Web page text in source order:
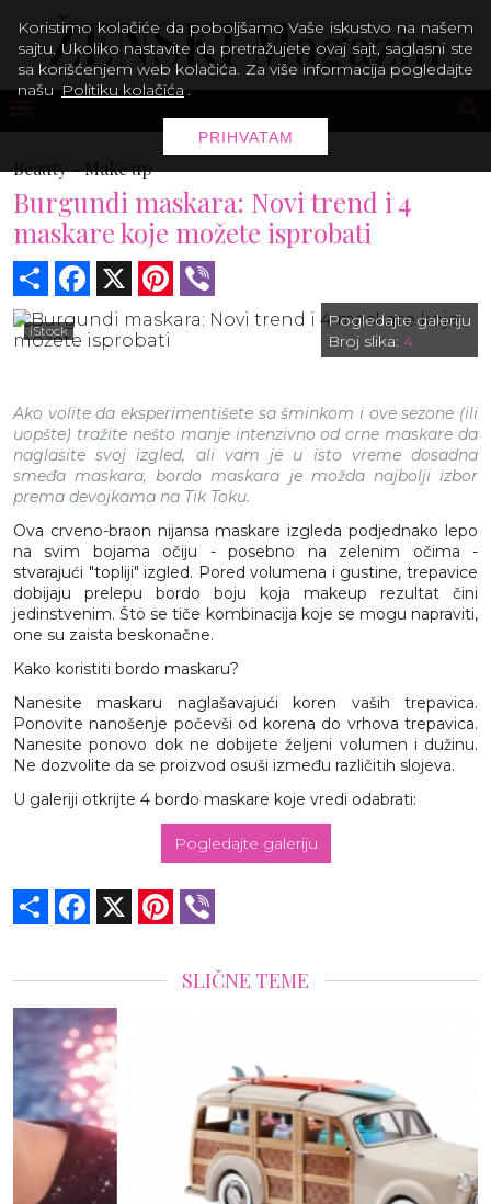
Beauty -Make up
Burgundi maskara: Novi trend i 4
maskare koje možete isprobati
Share Facebook Pinterest
iStock
Pogledajte galeriju
Broj slika: 4
Ako volite da eksperimentišete sa šminkom i ove sezone (ili
uopšte) tražite nešto manje intenzivno od crne maskare da
naglasite svoj izgled, ali vam je u isto vreme dosadna
smeđa maskara, bordo maskara je možda najbolji izbor
prema devojkama na Tik Toku.
Ova crveno-braon nijansa maskare izgleda podjednako lepo
na svim bojama očiju - posebno na zelenim očima -
stvarajući "topliji" izgled. Pored volumena i gustine, trepavice
dobijaju prelepu bordo boju koja makeup rezultat čini
jedinstvenim. Što se tiče kombinacija koje se mogu napraviti,
one su zaista beskonačne.
Kako koristiti bordo maskaru?
Nanesite maskaru naglašavajući koren vaših trepavica.
Ponovite nanošenje počevši od korena do vrhova trepavica.
Nanesite ponovo dok ne dobijete željeni volumen i dužinu.
Ne dozvolite da se proizvod osuši između različitih slojeva.
U galeriji otkrijte 4 bordo maskare koje vredi odabrati:
Pogledajte galeriju
Share Facebook Pinterest
SLIČNE TEME
Koristimo kolačiće da poboljšamo Vaše iskustvo na našem
sajtu. Ukoliko nastavite da pretražujete ovaj sajt, saglasni ste
sa korišćenjem web kolačića. Za više informacija pogledajte
našu Politiku kolačića .
PRIHVATAM